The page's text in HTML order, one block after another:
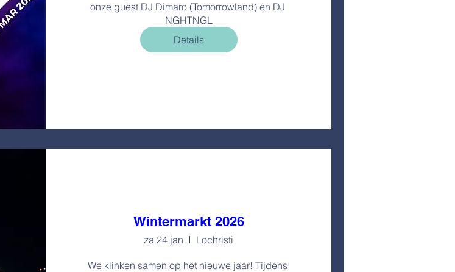
onze guest DJ Dimaro (Tomorrowland) en DJ
NGHTNGL
Details
Wintermarkt 2026
za 24 jan Lochristi
We klinken samen op het nieuwe jaar! Tijdens